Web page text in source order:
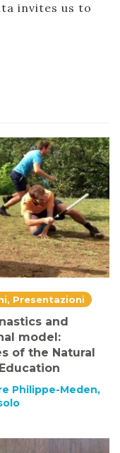
invites us to
Presentazioni
and
model:
of the Natural
Philippe-Meden,